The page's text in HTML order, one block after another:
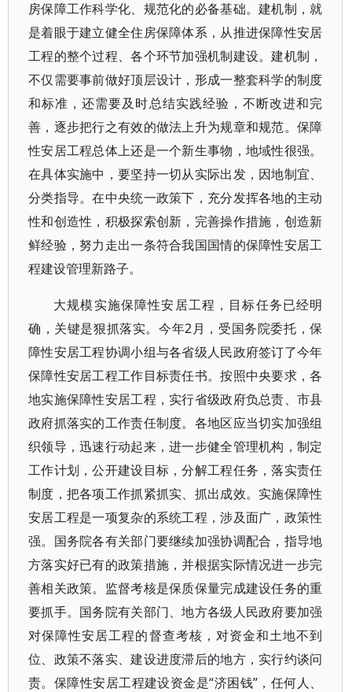
房保障工作科学化、规范化的必备基础。建机制，就
是着眼于建立健全住房保障体系，从推进保障性安居
工程的整个过程、各个环节加强机制建设。建机制，
不仅需要事前做好顶层设计，形成一整套科学的制度
和标准，还需要及时总结实践经验，不断改进和完
善，逐步把行之有效的做法上升为规章和规范。保障
性安居工程总体上还是一个新生事物，地域性很强。
在具体实施中，要坚持一切从实际出发，因地制宜、
分类指导。在中央统一政策下，充分发挥各地的主动
性和创造性，积极探索创新，完善操作措施，创造新
鲜经验，努力走出一条符合我国国情的保障性安居工
程建设管理新路子。
大规模实施保障性安居工程，目标任务已经明
确，关键是狠抓落实。今年2月，受国务院委托，保
障性安居工程协调小组与各省级人民政府签订了今年
保障性安居工程工作目标责任书。按照中央要求，各
地实施保障性安居工程，实行省级政府负总责、市县
政府抓落实的工作责任制度。各地区应当切实加强组
织领导，迅速行动起来，进一步健全管理机构，制定
工作计划，公开建设目标，分解工程任务，落实责任
制度，把各项工作抓紧抓实、抓出成效。实施保障性
安居工程是一项复杂的系统工程，涉及面广，政策性
强。国务院各有关部门要继续加强协调配合，指导地
方落实好已有的政策措施，并根据实际情况进一步完
善相关政策。监督考核是保质保量完成建设任务的重
要抓手。国务院有关部门、地方各级人民政府要加强
对保障性安居工程的督查考核，对资金和土地不到
位、政策不落实、建设进度滞后的地方，实行约谈问
责。保障性安居工程建设资金是“济困钱”，任何人、